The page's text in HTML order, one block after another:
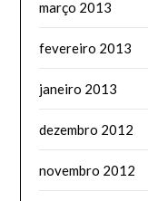
março 2013
fevereiro 2013
janeiro 2013
dezembro 2012
novembro 2012